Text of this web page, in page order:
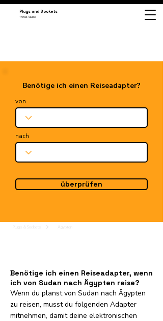
Plugs and Sockets
Travel Guide
Benötige ich einen Reiseadapter?
von
nach
überprüfen
Benötige ich einen Reiseadapter, wenn
ich von Sudan nach Ägypten reise?
Wenn du planst von Sudan nach Ägypten
zu reisen, musst du folgenden Adapter
mitnehmen, damit deine elektronischen